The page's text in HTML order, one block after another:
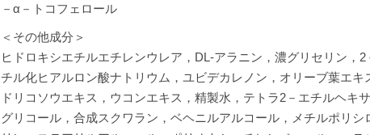
－α－トコフェロール
＜その他成分＞
ヒドロキシエチルエチレンウレア，DL-アラニン，濃グリセリン，
チル化ヒアルロン酸ナトリウム，ユビデカレノン，オリーブ葉エ
ドリコソウエキス，ウコンエキス，精製水，テトラ2－エチルヘキ
グリコール，合成スクワラン，ベヘニルアルコール，メチルポリ